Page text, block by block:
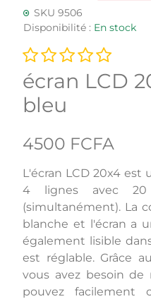
SKU 9506
Disponibilité : En stock
écran LCD
bleu
4500 FCFA
L'écran LCD 20x4 est
4 lignes avec 20
(simultanément). La
blanche et l'écran a
également lisible
est réglable. Grâce
vous avez besoin de
pouvez facilement